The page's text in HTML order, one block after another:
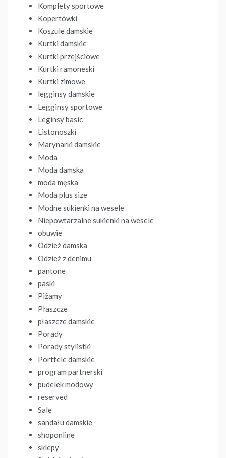
Komplety sportowe
Kopertówki
Koszule damskie
Kurtki damskie
Kurtki przejściowe
Kurtki ramoneski
Kurtki zimowe
legginsy damskie
Legginsy sportowe
Leginsy basic
Listonoszki
Marynarki damskie
Moda
Moda damska
moda męska
Moda plus size
Modne sukienki na wesele
Niepowtarzalne sukienki na wesele
obuwie
Odzież damska
Odzież z denimu
pantone
paski
Piżamy
Płaszcze
płaszcze damskie
Porady
Porady stylistki
Portfele damskie
program partnerski
pudelek modowy
reserved
Sale
sandału damskie
shoponline
sklepy